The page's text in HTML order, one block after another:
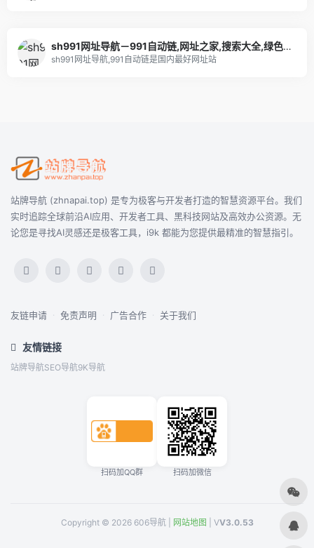
sh991网址导航－991自动链,网址之家,搜索大全,绿色,快速,安全的专业导航站
sh991网址导航,991自动链是国内最好网址站
站牌导航 (zhnapai.top) 是专为极客与开发者打造的智慧资源平台。我们
实时追踪全球前沿AI应用、开发者工具、黑科技网站及高效办公资源。无
论您是寻找AI灵感还是极客工具，i9k 都能为您提供最精准的智慧指引。
友链申请 · 免责声明 · 广告合作 · 关于我们
友情链接
站牌导航SEO导航9K导航
扫码加QQ群 扫码加微信
Copyright © 2026 606导航 | 网站地图 | VV3.0.53